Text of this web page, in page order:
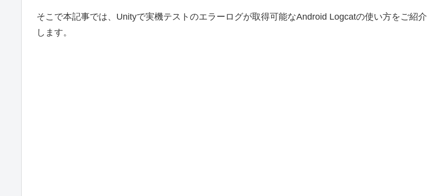
そこで本記事では、Unityで実機テストのエラーログが取得可能なAndroid Logcatの使い方をご紹介
します。